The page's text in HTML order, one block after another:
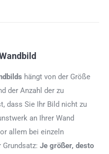
hängt von der Größe
der Anzahl der zu
dass Sie Ihr Bild nicht zu
an Ihrer Wand
allem bei einzeln
Grundsatz: Je größer, desto